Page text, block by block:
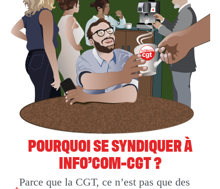
POURQUOI SE SYNDIQUER À
INFO’COM-CGT ?
Parce que la CGT, ce n’est pas que des